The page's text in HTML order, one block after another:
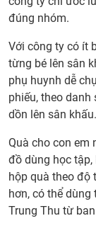
đúng nhóm.
Với công ty có ít
từng bé lên sân
phụ huynh dễ
phiếu, theo
dồn lên sân khấu.
Quà cho con em
đồ dùng học
hộp quà theo độ
hơn, có thể
Trung Thu từ